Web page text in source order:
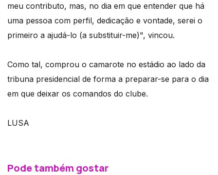
meu contributo, mas, no dia em que entender que há
uma pessoa com perfil, dedicação e vontade, serei o
primeiro a ajudá-lo (a substituir-me)", vincou.
Como tal, comprou o camarote no estádio ao lado da
tribuna presidencial de forma a preparar-se para o dia
em que deixar os comandos do clube.
LUSA
Pode também gostar